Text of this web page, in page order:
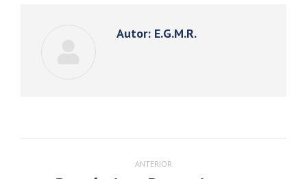
Autor: E.G.M.R.
Navegación
ANTERIOR